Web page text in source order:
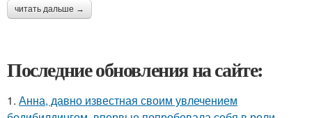
читать дальше →
Последние обновления на сайте:
1. Анна, давно известная своим увлечением